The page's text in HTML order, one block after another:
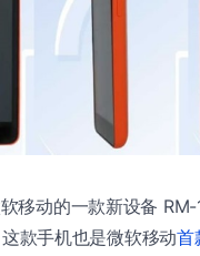
移动的一款新设备
款手机也是微软移动首